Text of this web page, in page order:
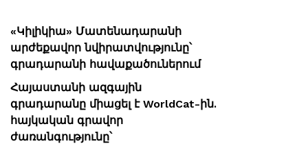
«Կիլիկիա» Մատենադարանի
արժեքավոր նվիրատվությունը՝
գրադարանի հավաքածուներում
Հայաստանի ազգային
գրադարանը միացել է WorldCat-ին.
հայկական գրավոր
ժառանգությունը՝